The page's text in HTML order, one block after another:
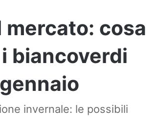
cosa
biancoverdi
invernale: le possibili